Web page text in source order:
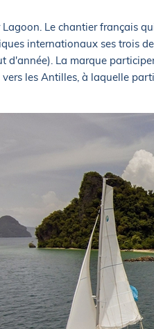
Le chantier français
internationaux ses trois
d'année). La marque
les Antilles, à laquelle